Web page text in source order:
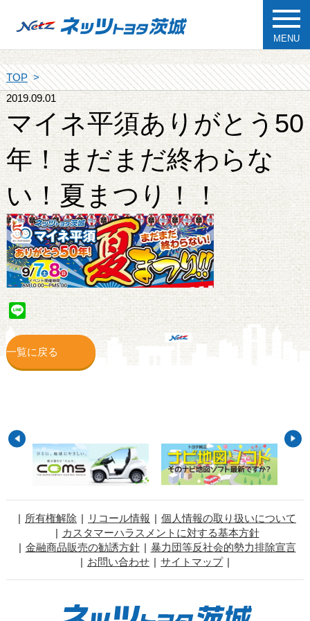
MENU
TOP
2019.09.01
マイネ平須ありがとう50
年！まだまだ終わらな
い！夏まつり！！
Line
一覧に戻る
所有権解除 リコール情報
個人情報の取り扱いについて
カスタマーハラスメントに対する基本方針
金融商品販売の勧誘方針
暴力団等反社会的勢力排除宣言
お問い合わせ
サイトマップ